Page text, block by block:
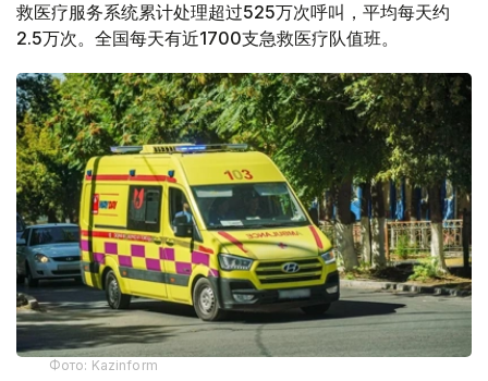
救医疗服务系统累计处理超过525万次呼叫，平均每天约
2.5万次。全国每天有近1700支急救医疗队值班。
Фото: Kazinform